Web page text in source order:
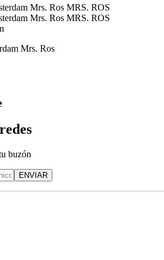
Mrs. Ros
buzón
ENVIAR